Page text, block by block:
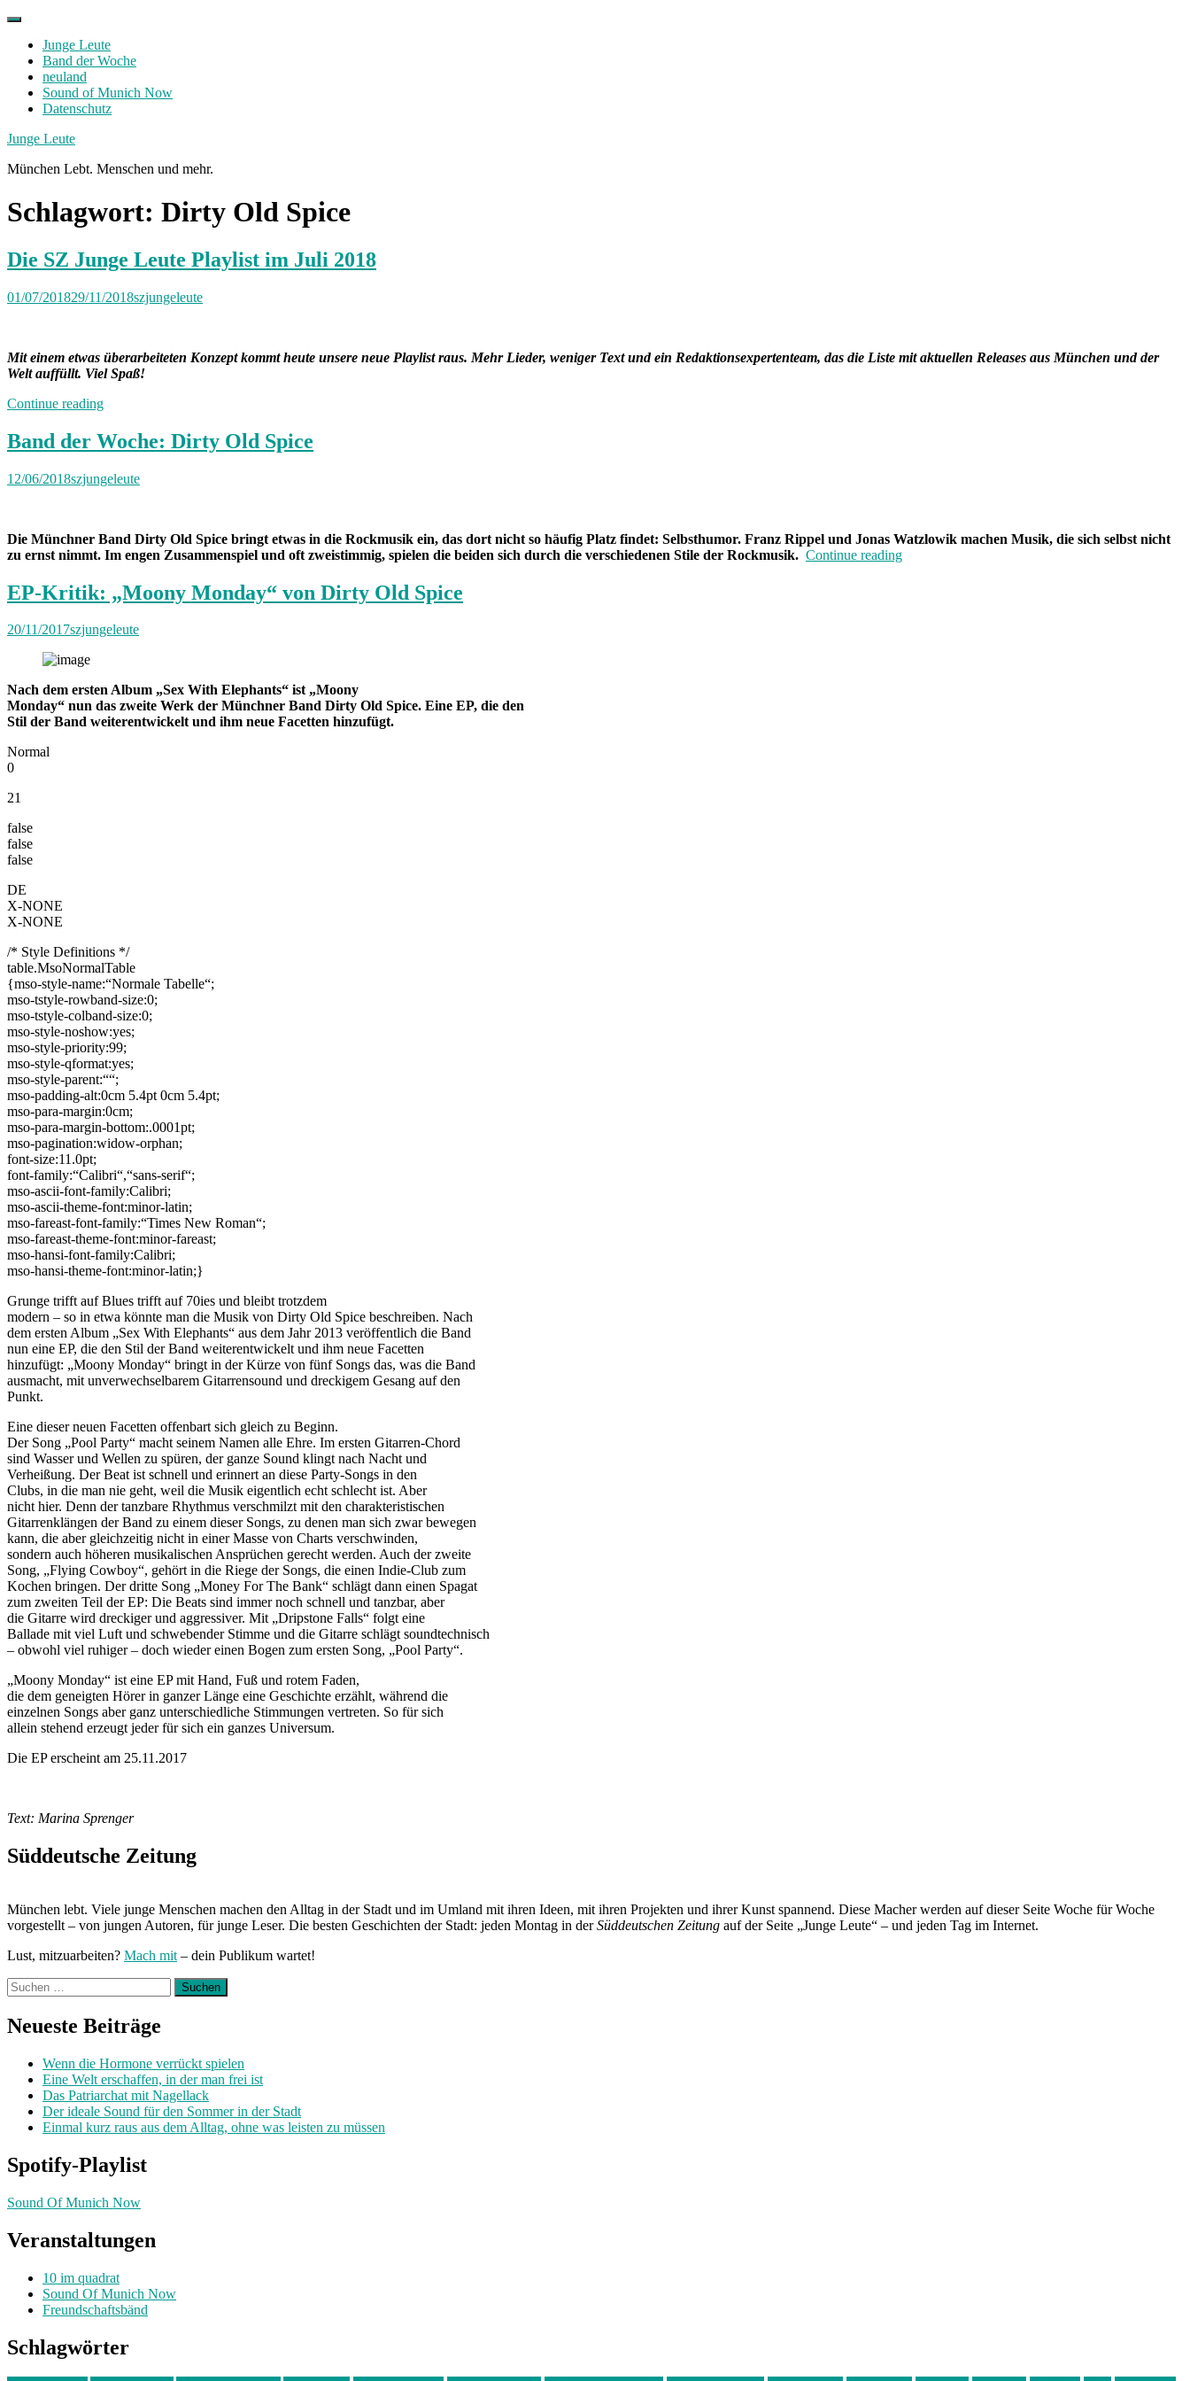
Skip
contentJunge Leute
Band der Woche
neuland
Sound of Munich Now
Datenschutz
Facebook
Twitter
Instagram
Junge Leute
München Lebt. Menschen und mehr.
Schlagwort: Dirty Old Spice
Die SZ Junge Leute Playlist im Juli 2018
01/07/201829/11/2018szjungeleute
Mit einem etwas überarbeiteten Konzept kommt heute unsere neue Playlist raus. Mehr Lieder, weniger Text und ein Redaktionsexpertenteam, das die Liste mit aktuellen Releases aus München und der
Welt auffüllt. Viel Spaß!
Continue reading„Die
Junge
Leute
im
Band der Woche: Dirty Old Spice
12/06/2018szjungeleute
Die Münchner Band Dirty Old Spice bringt etwas in die Rockmusik ein, das dort nicht so häufig Platz findet: Selbsthumor. Franz Rippel und Jonas Watzlowik machen Musik, die sich selbst nicht
zu ernst nimmt. Im engen Zusammenspiel und oft zweistimmig, spielen die beiden sich durch die verschiedenen Stile der Rockmusik. Continue reading„Band
EP-Kritik: „Moony Monday“ von Dirty Old Spice
20/11/2017szjungeleute
Nach dem ersten Album „Sex With Elephants“ ist „Moony
Monday“ nun das zweite Werk der Münchner Band Dirty Old Spice. Eine EP, die den
Stil der Band weiterentwickelt und ihm neue Facetten hinzufügt.
Normal
0
21
false
false
false
DE
X-NONE
X-NONE
/* Style Definitions */
table.MsoNormalTable
{mso-style-name:“Normale Tabelle“;
mso-tstyle-rowband-size:0;
mso-tstyle-colband-size:0;
mso-style-noshow:yes;
mso-style-priority:99;
mso-style-qformat:yes;
mso-style-parent:““;
mso-padding-alt:0cm 5.4pt 0cm 5.4pt;
mso-para-margin:0cm;
mso-para-margin-bottom:.0001pt;
mso-pagination:widow-orphan;
font-size:11.0pt;
font-family:“Calibri“,“sans-serif“;
mso-ascii-font-family:Calibri;
mso-ascii-theme-font:minor-latin;
mso-fareast-font-family:“Times New Roman“;
mso-fareast-theme-font:minor-fareast;
mso-hansi-font-family:Calibri;
mso-hansi-theme-font:minor-latin;}
Grunge trifft auf Blues trifft auf 70ies und bleibt trotzdem
modern – so in etwa könnte man die Musik von Dirty Old Spice beschreiben. Nach
dem ersten Album „Sex With Elephants“ aus dem Jahr 2013 veröffentlich die Band
nun eine EP, die den Stil der Band weiterentwickelt und ihm neue Facetten
hinzufügt: „Moony Monday“ bringt in der Kürze von fünf Songs das, was die Band
ausmacht, mit unverwechselbarem Gitarrensound und dreckigem Gesang auf den
Punkt.
Eine dieser neuen Facetten offenbart sich gleich zu Beginn.
Der Song „Pool Party“ macht seinem Namen alle Ehre. Im ersten Gitarren-Chord
sind Wasser und Wellen zu spüren, der ganze Sound klingt nach Nacht und
Verheißung. Der Beat ist schnell und erinnert an diese Party-Songs in den
Clubs, in die man nie geht, weil die Musik eigentlich echt schlecht ist. Aber
nicht hier. Denn der tanzbare Rhythmus verschmilzt mit den charakteristischen
Gitarrenklängen der Band zu einem dieser Songs, zu denen man sich zwar bewegen
kann, die aber gleichzeitig nicht in einer Masse von Charts verschwinden,
sondern auch höheren musikalischen Ansprüchen gerecht werden. Auch der zweite
Song, „Flying Cowboy“, gehört in die Riege der Songs, die einen Indie-Club zum
Kochen bringen. Der dritte Song „Money For The Bank“ schlägt dann einen Spagat
zum zweiten Teil der EP: Die Beats sind immer noch schnell und tanzbar, aber
die Gitarre wird dreckiger und aggressiver. Mit „Dripstone Falls“ folgt eine
Ballade mit viel Luft und schwebender Stimme und die Gitarre schlägt soundtechnisch
– obwohl viel ruhiger – doch wieder einen Bogen zum ersten Song, „Pool Party“.
„Moony Monday“ ist eine EP mit Hand, Fuß und rotem Faden,
die dem geneigten Hörer in ganzer Länge eine Geschichte erzählt, während die
einzelnen Songs aber ganz unterschiedliche Stimmungen vertreten. So für sich
allein stehend erzeugt jeder für sich ein ganzes Universum.
Die EP erscheint am 25.11.2017
Text: Marina Sprenger
Süddeutsche Zeitung
München lebt. Viele junge Menschen machen den Alltag in der Stadt und im Umland mit ihren Ideen, mit ihren Projekten und ihrer Kunst spannend. Diese Macher werden auf dieser Seite Woche für Woche
vorgestellt – von jungen Autoren, für junge Leser. Die besten Geschichten der Stadt: jeden Montag in derSüddeutschen Zeitung auf der Seite „Junge Leute“ – und jeden Tag im Internet.
Lust, mitzuarbeiten? Mach mit – dein Publikum wartet!
Suchen
nach:
Neueste Beiträge
Wenn die Hormone verrückt spielen
Eine Welt erschaffen, in der man frei ist
Das Patriarchat mit Nagellack
Der ideale Sound für den Sommer in der Stadt
Einmal kurz raus aus dem Alltag, ohne was leisten zu müssen
Spotify-Playlist
Sound Of Munich Now
Veranstaltungen
10 im quadrat
Sound Of Munich Now
Freundschaftsbänd
Schlagwörter